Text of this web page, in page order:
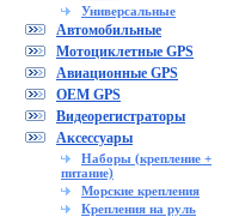
Универсальные
Автомобильные
Мотоциклетные GPS
Авиационные GPS
OEM GPS
Видеорегистраторы
Аксессуары
Наборы (крепление +
питание)
Морские крепления
Крепления на руль